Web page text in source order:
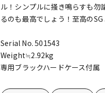
ル！シンプルに掻き鳴らすも勿
るのも最高でしょう！至高の
Serial No. 501543
Weight≒2.92kg
専用ブラックハードケース付属